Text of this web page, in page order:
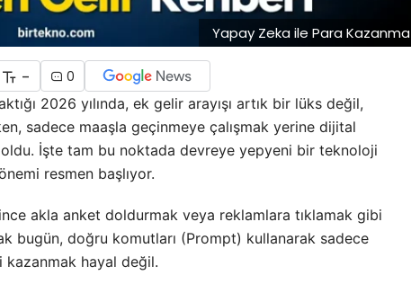
Yapay Zeka ile Para Kazanma
-
0
2026 yılında, ek gelir arayışı artık bir lüks değil,
sadece maaşla geçinmeye çalışmak yerine dijital
İşte tam bu noktada devreye yepyeni bir teknoloji
resmen başlıyor.
akla anket doldurmak veya reklamlara tıklamak gibi
bugün, doğru komutları (Prompt) kullanarak sadece
hayal değil.